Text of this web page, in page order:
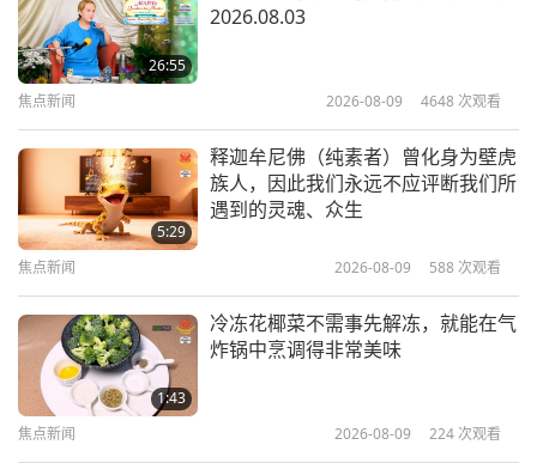
已经在跟我合作，也已经跟我一起在做了。我知道他
是谁。每当我需要他时，他都会以肉身显现，让我能
够认出那就是他。我也记得他的太太。我也要感谢他
他，使他能够成为上帝使命中的一个好工具。
总之我要感谢你们所有人，我所谓的上帝的徒弟们，
因为你们许多人都很有力量。我早就跟你们说过，我
就是不太好，或是还在地狱的等级。因为我当初太开
放了，我很相信人类，相信人类本性善良。所以我给
「任何人」印心，意思就是任何人，不用审查，不用
做任何事，因为我相信他们内边都有上帝，我可以唤
26:55
2026.08.03
焦点新闻 2026-08-09 4648 次观看
5:29
释迦牟尼佛（纯素者）曾化身为壁虎
族人，因此我们永远不应评断我们所
遇到的灵魂、众生
焦点新闻 2026-08-09 588 次观看
1:43
冷冻花椰菜不需事先解冻，就能在气
炸锅中烹调得非常美味
焦点新闻 2026-08-09 224 次观看